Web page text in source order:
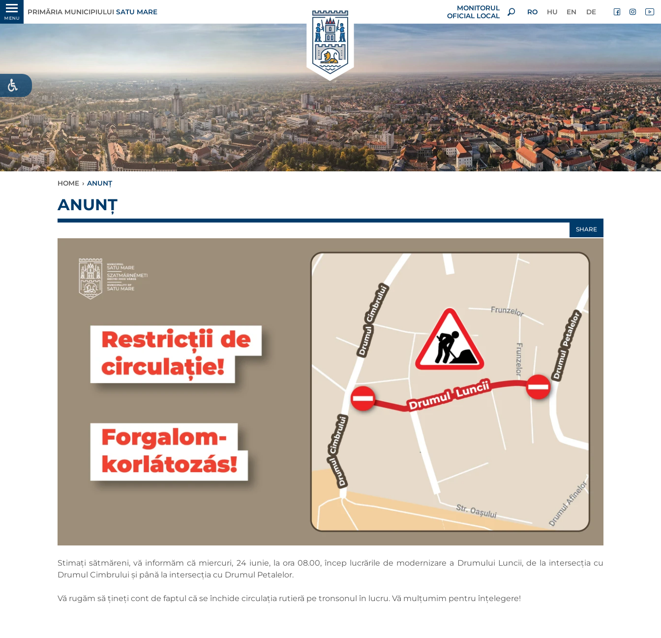
MENU
PRIMĂRIA MUNICIPIULUI SATU MARE
MONITORUL
OFICIAL LOCAL
RO HU EN DE
HOME › ANUNȚ
ANUNȚ
SHARE
Stimați sătmăreni, vă informăm că miercuri, 24 iunie, la ora 08.00, încep lucrările de modernizare a Drumului Luncii, de la intersecția cu
Drumul Cimbrului și până la intersecția cu Drumul Petalelor.
Vă rugăm să țineți cont de faptul că se închide circulația rutieră pe tronsonul în lucru. Vă mulțumim pentru înțelegere!